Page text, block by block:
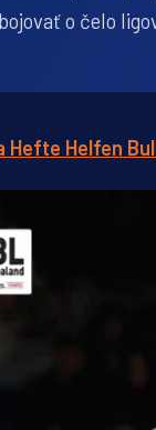
o čelo
Hefte Helfen